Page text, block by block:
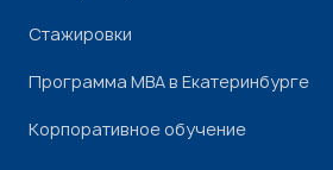
Стажировки
Программа МВА в Екатеринбурге
Корпоративное обучение